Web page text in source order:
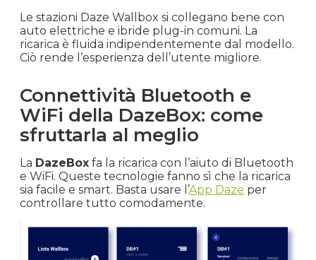
Le stazioni Daze Wallbox si collegano bene con
auto elettriche e ibride plug-in comuni. La
ricarica è fluida indipendentemente dal modello.
Ciò rende l’esperienza dell’utente migliore.
Connettività Bluetooth e
WiFi della DazeBox: come
sfruttarla al meglio
La DazeBox fa la ricarica con l’aiuto di Bluetooth
e WiFi. Queste tecnologie fanno sì che la ricarica
sia facile e smart. Basta usare l’App Daze per
controllare tutto comodamente.